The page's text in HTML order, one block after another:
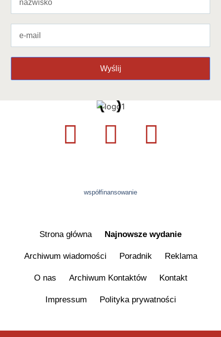
Wyślij
współfinansowanie
Strona główna Najnowsze wydanie
Archiwum wiadomości Poradnik Reklama
O nas Archiwum Kontaktów Kontakt
Impressum Polityka prywatności